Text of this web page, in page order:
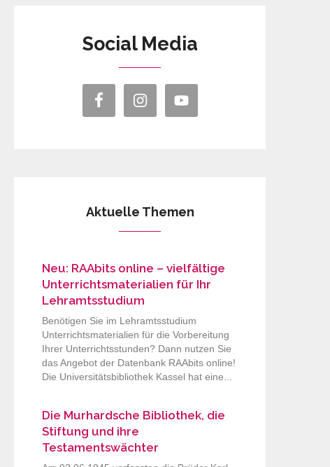
Social Media
Aktuelle Themen
Neu: RAAbits online – vielfältige
Unterrichtsmaterialien für Ihr
Lehramtsstudium
Benötigen Sie im Lehramtsstudium
Unterrichtsmaterialien für die Vorbereitung
Ihrer Unterrichtsstunden? Dann nutzen Sie
das Angebot der Datenbank RAAbits online!
Die Universitätsbibliothek Kassel hat eine...
Die Murhardsche Bibliothek, die
Stiftung und ihre
Testamentswächter